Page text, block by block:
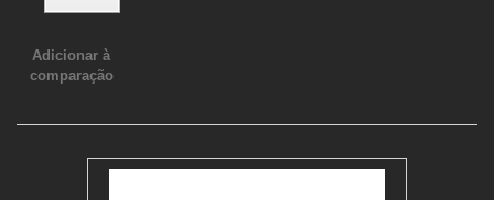
Adicionar à
comparação